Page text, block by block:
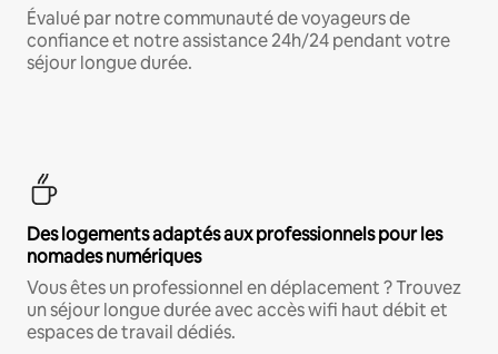
Évalué par notre communauté de voyageurs de
confiance et notre assistance 24h/24 pendant votre
séjour longue durée.
Des logements adaptés aux professionnels pour les
nomades numériques
Vous êtes un professionnel en déplacement ? Trouvez
un séjour longue durée avec accès wifi haut débit et
espaces de travail dédiés.